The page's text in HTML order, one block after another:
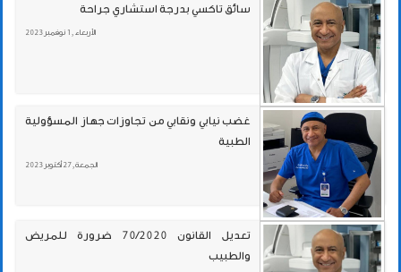
سائق تاكسي بدرجة استشاري جراحة
الأربعاء , 1 نوفمبر 2023
غضب نيابي ونقابي من تجاوزات جهاز المسؤولية
الطبية
الجمعة , 27 أكتوبر 2023
تعديل القانون 70/2020 ضرورة للمريض
والطبيب